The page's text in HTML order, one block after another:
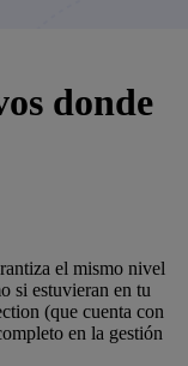
donde
el mismo nivel
si estuvieran en tu
(que cuenta con
en la gestión